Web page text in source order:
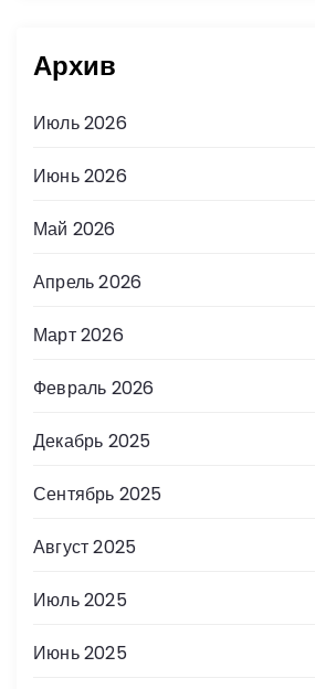
Архив
Июль 2026
Июнь 2026
Май 2026
Апрель 2026
Март 2026
Февраль 2026
Декабрь 2025
Сентябрь 2025
Август 2025
Июль 2025
Июнь 2025